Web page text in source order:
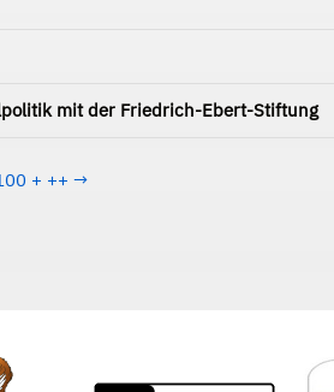
mit der Friedrich-Ebert-Stiftung
+ ++ →